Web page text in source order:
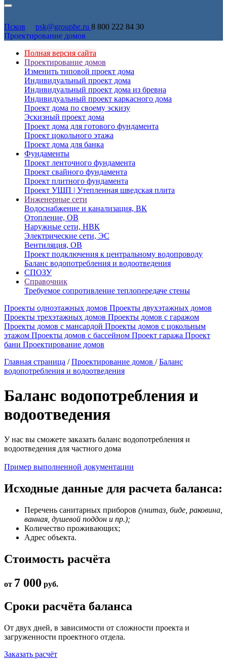
Псков psk@grouphe.ru 8 800 222 84 30
Проектирование домов
Полная версия сайта
Проектирование домов
Изменить типовой проект дома
Индивидуальный проект дома
Индивидуальный проект дома из бревна
Индивидуальный проект каркасного дома
Проект дома по своему эскизу
Эскизный проект дома
Проект дома для готового фундамента
Проект цокольного этажа
Проект дома для банка
Фундаменты
Проект ленточного фундамента
Проект свайного фундамента
Проект плитного фундамента
Проект УШП | Утепленная шведская плита
Инженерные сети
Водоснабжение и канализация, ВК
Отопление, ОВ
Наружные сети, НВК
Электрические сети, ЭС
Вентиляция, ОВ
Проект подключения к центральному водопроводу
Баланс водопотребления и водоотведения
СПОЗУ
Справочник
Требуемое сопротивление теплопередаче стены
Проекты одноэтажных домов Проекты двухэтажных домов
Проекты трехэтажных домов Проекты домов с гаражом
Проекты домов с мансардой Проекты домов с цокольным
этажом Проекты домов с бассейном Проект гаража Проект
бани Проектирование домов
Главная страница / Проектирование домов / Баланс
водопотребления и водоотведения
Баланс водопотребления и
водоотведения
У нас вы сможете заказать баланс водопотребления и
водоотведения для частного дома
Пример выполненной документации
Исходные данные для расчета баланса:
Перечень санитарных приборов (унитаз, биде, раковина,
ванная, душевой поддон и пр.);
Количество проживающих;
Адрес объекта.
Стоимость расчёта
от 7 000 руб.
Сроки расчёта баланса
От двух дней, в зависимости от сложности проекта и
загруженности проектного отдела.
Заказать расчёт